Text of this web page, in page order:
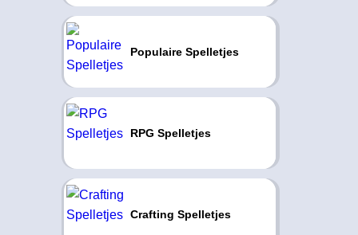
Populaire Spelletjes
RPG Spelletjes
Crafting Spelletjes